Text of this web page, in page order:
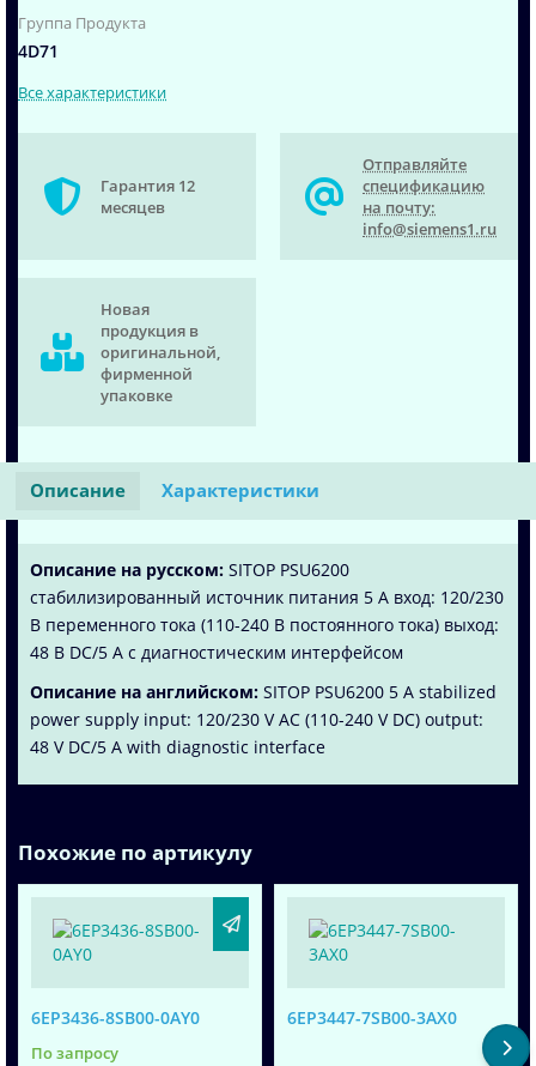
Группа Продукта
4D71
Все характеристики
Гарантия 12
месяцев
Отправляйте
спецификацию
на почту:
info@siemens1.ru
Новая
продукция в
оригинальной,
фирменной
упаковке
Описание Характеристики
Описание на русском: SITOP PSU6200
стабилизированный источник питания 5 A вход: 120/230
В переменного тока (110-240 В постоянного тока) выход:
48 В DC/5 A с диагностическим интерфейсом
Описание на английском: SITOP PSU6200 5 A stabilized
power supply input: 120/230 V AC (110-240 V DC) output:
48 V DC/5 A with diagnostic interface
Похожие по артикулу
6EP3436-8SB00-0AY0
По запросу
6EP3447-7SB00-3AX0